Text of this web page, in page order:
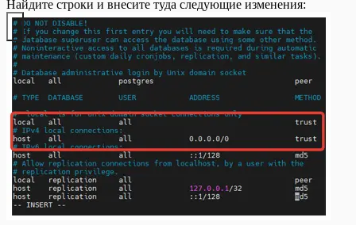
Найдите строки и внесите туда следующие изменения: